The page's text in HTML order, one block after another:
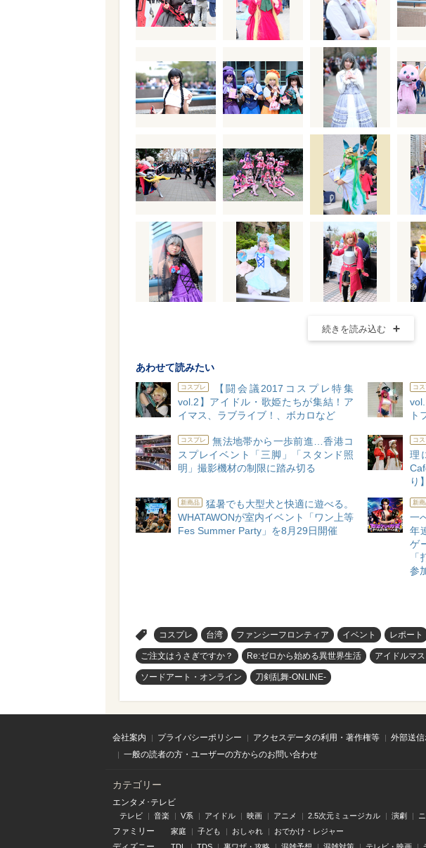
続きを読み込む
あわせて読みたい
コスプレ
【闘会議2017コスプレ特集
vol.2】アイドル・歌姫たちが集結！ア
イマス、ラブライブ！、ボカロなど
コ
ト
コスプレ
無法地帯から一歩前進…香港コ
スプレイベント「三脚」「スタンド照
明」撮影機材の制限に踏み切る
コ
理
り】
新商品
猛暑でも大型犬と快適に遊べる。
WHATAWONが室内イベント「ワン上等
Fes Summer Party」を8月29日開催
新
一
年
ゲ
参
コスプレ 台湾 ファンシーフロンティア イベント レポート
ご注文はうさぎですか？ Re:ゼロから始める異世界生活 アイドルマ
ソードアート・オンライン 刀剣乱舞-ONLINE-
会社案内 プライバシーポリシー アクセスデータの利用・著作権等 外部送
一般の読者の方・ユーザーの方からのお問い合わせ
カテゴリー
エンタメ･テレビ
テレビ 音楽 V系 アイドル 映画 アニメ 2.5次元ミュージカル 演劇
ファミリー 家庭 子ども おしゃれ おでかけ・レジャー